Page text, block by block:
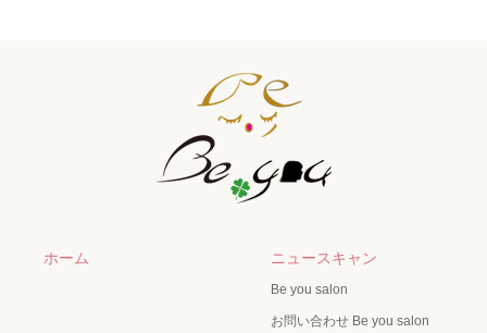
ホーム ニュースキャン
Be you salon
お問い合わせ Be you salon